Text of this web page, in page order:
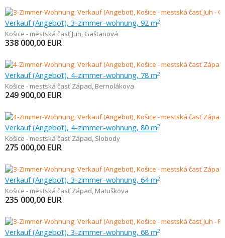
Verkauf (Angebot), 3-zimmer-wohnung, 92 m2
Košice - mestská časť Juh, Gaštanová
338 000,00 EUR
Verkauf (Angebot), 4-zimmer-wohnung, 78 m2
Košice - mestská časť Západ, Bernolákova
249 900,00 EUR
Verkauf (Angebot), 4-zimmer-wohnung, 80 m2
Košice - mestská časť Západ, Slobody
275 000,00 EUR
Verkauf (Angebot), 3-zimmer-wohnung, 64 m2
Košice - mestská časť Západ, Matuškova
235 000,00 EUR
Verkauf (Angebot), 3-zimmer-wohnung, 68 m2